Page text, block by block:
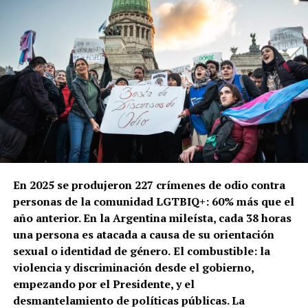
En 2025 se produjeron 227 crímenes de odio contra
personas de la comunidad LGTBIQ+: 60% más que el
año anterior. En la Argentina mileísta, cada 38 horas
una persona es atacada a causa de su orientación
sexual o identidad de género.El combustible: la
violencia y discriminación desde el gobierno,
empezando por el Presidente, y el
desmantelamiento de políticas públicas. La